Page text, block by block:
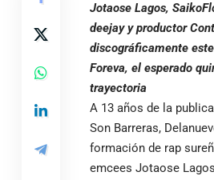
Jotaose Lagos,
deejay y productor
discográficamente
Foreva, el esperado
trayectoria
A 13 años de la
Son Barreras,
formación de rap
emcees Jotaose